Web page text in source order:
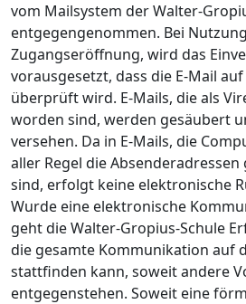
vom Mailsystem der Walter-
entgegengenommen. Bei
Zugangseröffnung, wird das
vorausgesetzt, dass die E-Mail
überprüft wird. E-Mails, die als
worden sind, werden gesäubert
versehen. Da in E-Mails, die
aller Regel die
sind, erfolgt keine elektronische
Wurde eine elektronische
geht die Walter-Gropius-Schule
die gesamte Kommunikation auf
stattfinden kann, soweit andere
entgegenstehen. Soweit eine